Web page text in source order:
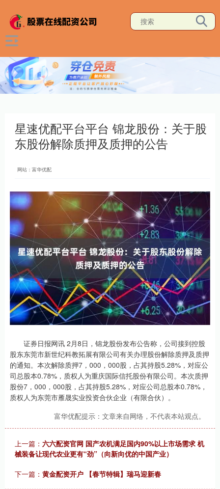
星速优配平台平台 锦龙股份：关于股
东股份解除质押及质押的公告
网站：富华优配
证券日报网讯 2月8日，锦龙股份发布公告称，公司接到控股
股东东莞市新世纪科教拓展有限公司有关办理股份解除质押及质押
的通知。本次解除质押7，000，000股，占其持股5.28%，对应公
司总股本0.78%，质权人为重庆国际信托股份有限公司。本次质押
股份7，000，000股，占其持股5.28%，对应公司总股本0.78%，
质权人为东莞市雁晟实业投资合伙企业（有限合伙）。
富华优配提示：文章来自网络，不代表本站观点。
上一篇： 六六配资官网 国产农机满足国内90%以上市场需求 机
械装备让现代农业更有“劲”（向新向优的中国产业）
下一篇： 黄金配资开户 【春节特辑】瑞马迎新春